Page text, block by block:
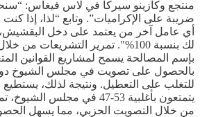
منتجع وكازينو سيركا في لاس فيغاس:
ضريبة على الإكراميات”. وتابع “لذا، إذا
أي عامل آخر من يعتمد على دخل البقشيش،
لك بنسبة 100%". تمرير التشريعات
بإسم المصالحة يسمح لمشاريع القوانين
للتغلب على التعطيل. ونتيجة لذلك، يستطيع
يتمتعون بأغلبية 53-47 في
من خلال التصويت الحزبي، مما يسهل